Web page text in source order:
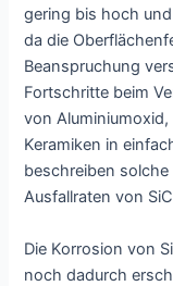
gering bis hoch
da die
Beanspruchung
Fortschritte beim
von
Keramiken in
beschreiben
Ausfallraten von
Die Korrosion von
noch dadurch